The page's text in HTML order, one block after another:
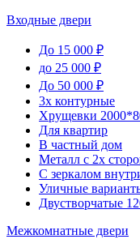
Входные двери
До 15 000 ₽
до 25 000 ₽
До 50 000 ₽
3х контурные
Хрущевки
Для квартир
В частный дом
Металл с 2х
С зеркалом
Уличные
Двустворчатые
Межкомнатные двери